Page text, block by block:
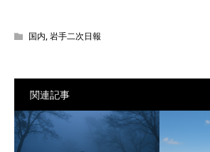
国内,岩手二次日報
関連記事